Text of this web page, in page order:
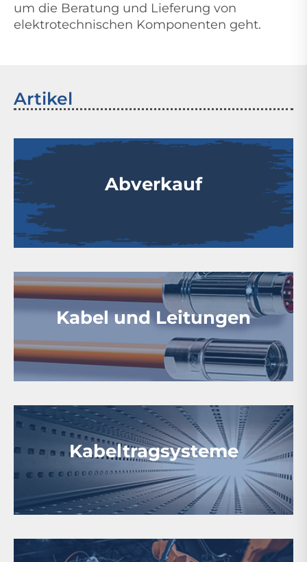
um die Beratung und Lieferung von
elektrotechnischen Komponenten geht.
Artikel
Abverkauf
Kabel und Leitungen
Kabeltragsysteme